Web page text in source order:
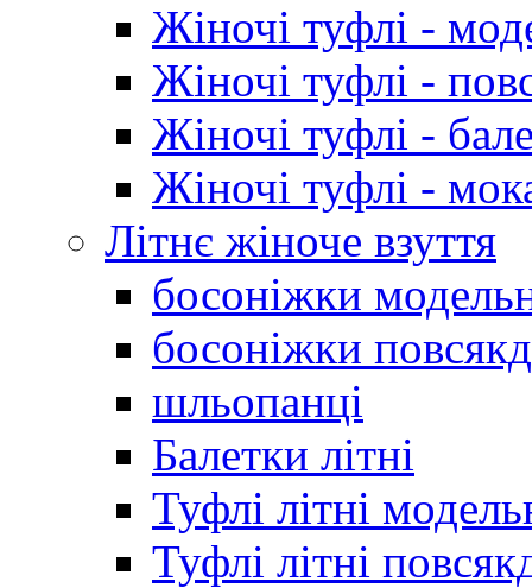
Жіночі туфлі -
Жіночі туфлі -
Жіночі туфлі -
Жіночі туфлі -
Літнє жіноче взуття
босоніжки
босоніжки
шльопанці
Балетки літні
Туфлі літні
Туфлі літні